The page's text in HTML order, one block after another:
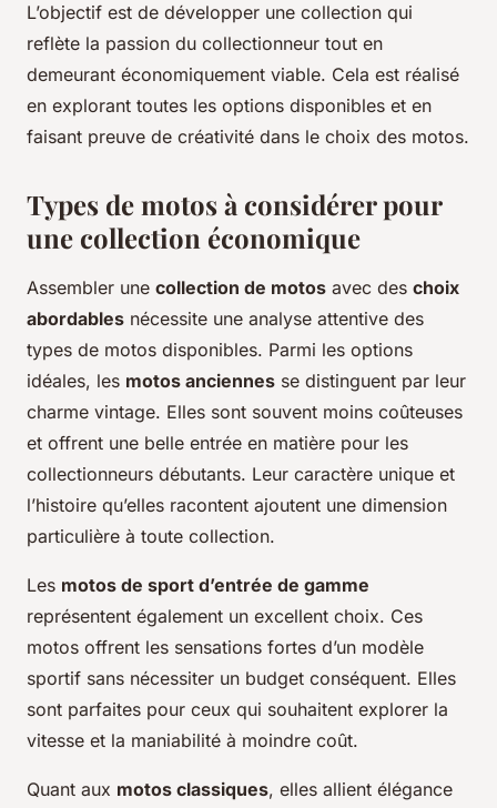
L’objectif est de développer une collection qui
reflète la passion du collectionneur tout en
demeurant économiquement viable. Cela est réalisé
en explorant toutes les options disponibles et en
faisant preuve de créativité dans le choix des motos.
Types de motos à considérer pour
une collection économique
Assembler une collection de motos avec des choix
abordables nécessite une analyse attentive des
types de motos disponibles. Parmi les options
idéales, les motos anciennes se distinguent par leur
charme vintage. Elles sont souvent moins coûteuses
et offrent une belle entrée en matière pour les
collectionneurs débutants. Leur caractère unique et
l’histoire qu’elles racontent ajoutent une dimension
particulière à toute collection.
Les motos de sport d’entrée de gamme
représentent également un excellent choix. Ces
motos offrent les sensations fortes d’un modèle
sportif sans nécessiter un budget conséquent. Elles
sont parfaites pour ceux qui souhaitent explorer la
vitesse et la maniabilité à moindre coût.
Quant aux motos classiques, elles allient élégance